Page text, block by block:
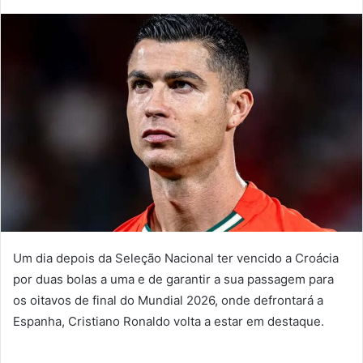
mail
Um dia depois da Seleção Nacional ter vencido a Croácia
por duas bolas a uma e de garantir a sua passagem para
os oitavos de final do Mundial 2026, onde defrontará a
Espanha, Cristiano Ronaldo volta a estar em destaque.